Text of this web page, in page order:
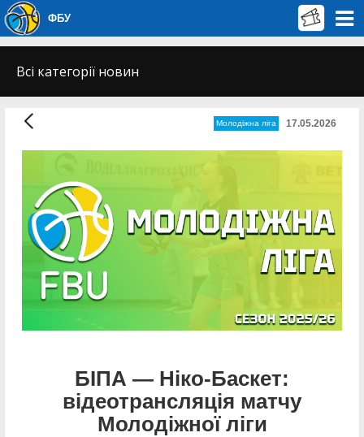
ФБУ
Всі категорії новин
Молодіжна ліга 17.05.2026
БІПА — Ніко-Баскет:
відеотрансляція матчу
Молодіжної ліги